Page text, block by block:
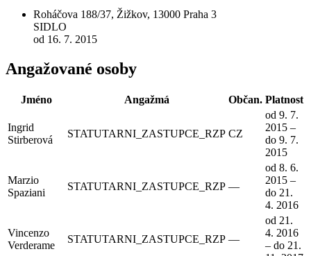
Roháčova 188/37, Žižkov, 13000 Praha 3
SIDLO
od 16. 7. 2015
Angažované osoby
Jméno Angažmá Občan. Platnost
Ingrid
Stirberová
STATUTARNI_ZASTUPCE_RZP CZ
od 9. 7.
2015 –
do 9. 7.
2015
Marzio
Spaziani
STATUTARNI_ZASTUPCE_RZP —
od 8. 6.
2015 –
do 21.
4. 2016
Vincenzo
Verderame
STATUTARNI_ZASTUPCE_RZP —
od 21.
4. 2016
– do 21.